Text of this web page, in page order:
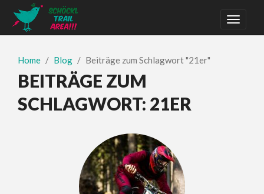
Home Blog Beiträge zum Schlagwort "21er"
BEITRÄGE ZUM
SCHLAGWORT: 21ER